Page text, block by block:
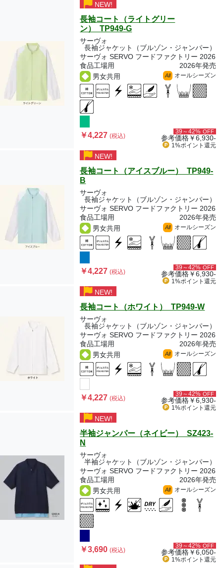
NEW!
長袖コート（ライトグリー
ン） TP949-G
サーヴォ
長袖ジャケット（ブルゾン・ジャンパー）
サーヴォ SERVO フードファクトリー 2026
食品工場用
2026年発売
男女共用
All オールシーズン
￥4,227(税込)
39～42% OFF
参考価格￥6,930-
1%ポイント 還元
NEW!
長袖コート（アイスブルー） TP949-
B
サーヴォ
長袖ジャケット（ブルゾン・ジャンパー）
サーヴォ SERVO フードファクトリー 2026
食品工場用
2026年発売
男女共用
All オールシーズン
￥4,227(税込)
39～42% OFF
参考価格￥6,930-
1%ポイント 還元
NEW!
長袖コート（ホワイト） TP949-W
サーヴォ
長袖ジャケット（ブルゾン・ジャンパー）
サーヴォ SERVO フードファクトリー 2026
食品工場用
2026年発売
男女共用
All オールシーズン
￥4,227(税込)
39～42% OFF
参考価格￥6,930-
1%ポイント 還元
NEW!
半袖ジャンパー（ネイビー） SZ423-
N
サーヴォ
半袖ジャケット（ブルゾン・ジャンパー）
サーヴォ SERVO フードファクトリー 2026
食品工場用
2026年発売
男女共用
All オールシーズン
￥3,690(税込)
39～42% OFF
参考価格￥6,050-
1%ポイント 還元